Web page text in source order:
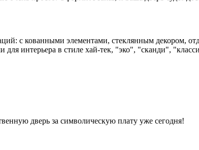
с кованными элементами, стеклянным декором,
интерьера в стиле хай-тек, "эко", "сканди",
дверь за символическую плату уже сегодня!